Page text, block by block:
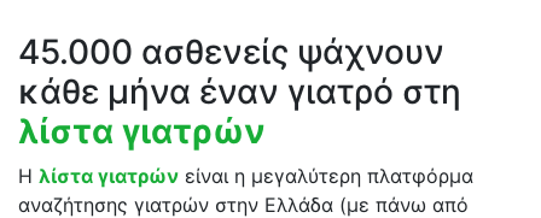
45.000 ασθενείς ψάχνουν
κάθε μήνα έναν γιατρό στη
λίστα γιατρών
Η λίστα γιατρών είναι η μεγαλύτερη πλατφόρμα
αναζήτησης γιατρών στην Ελλάδα (με πάνω από